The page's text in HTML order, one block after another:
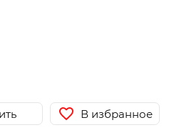
В избранное